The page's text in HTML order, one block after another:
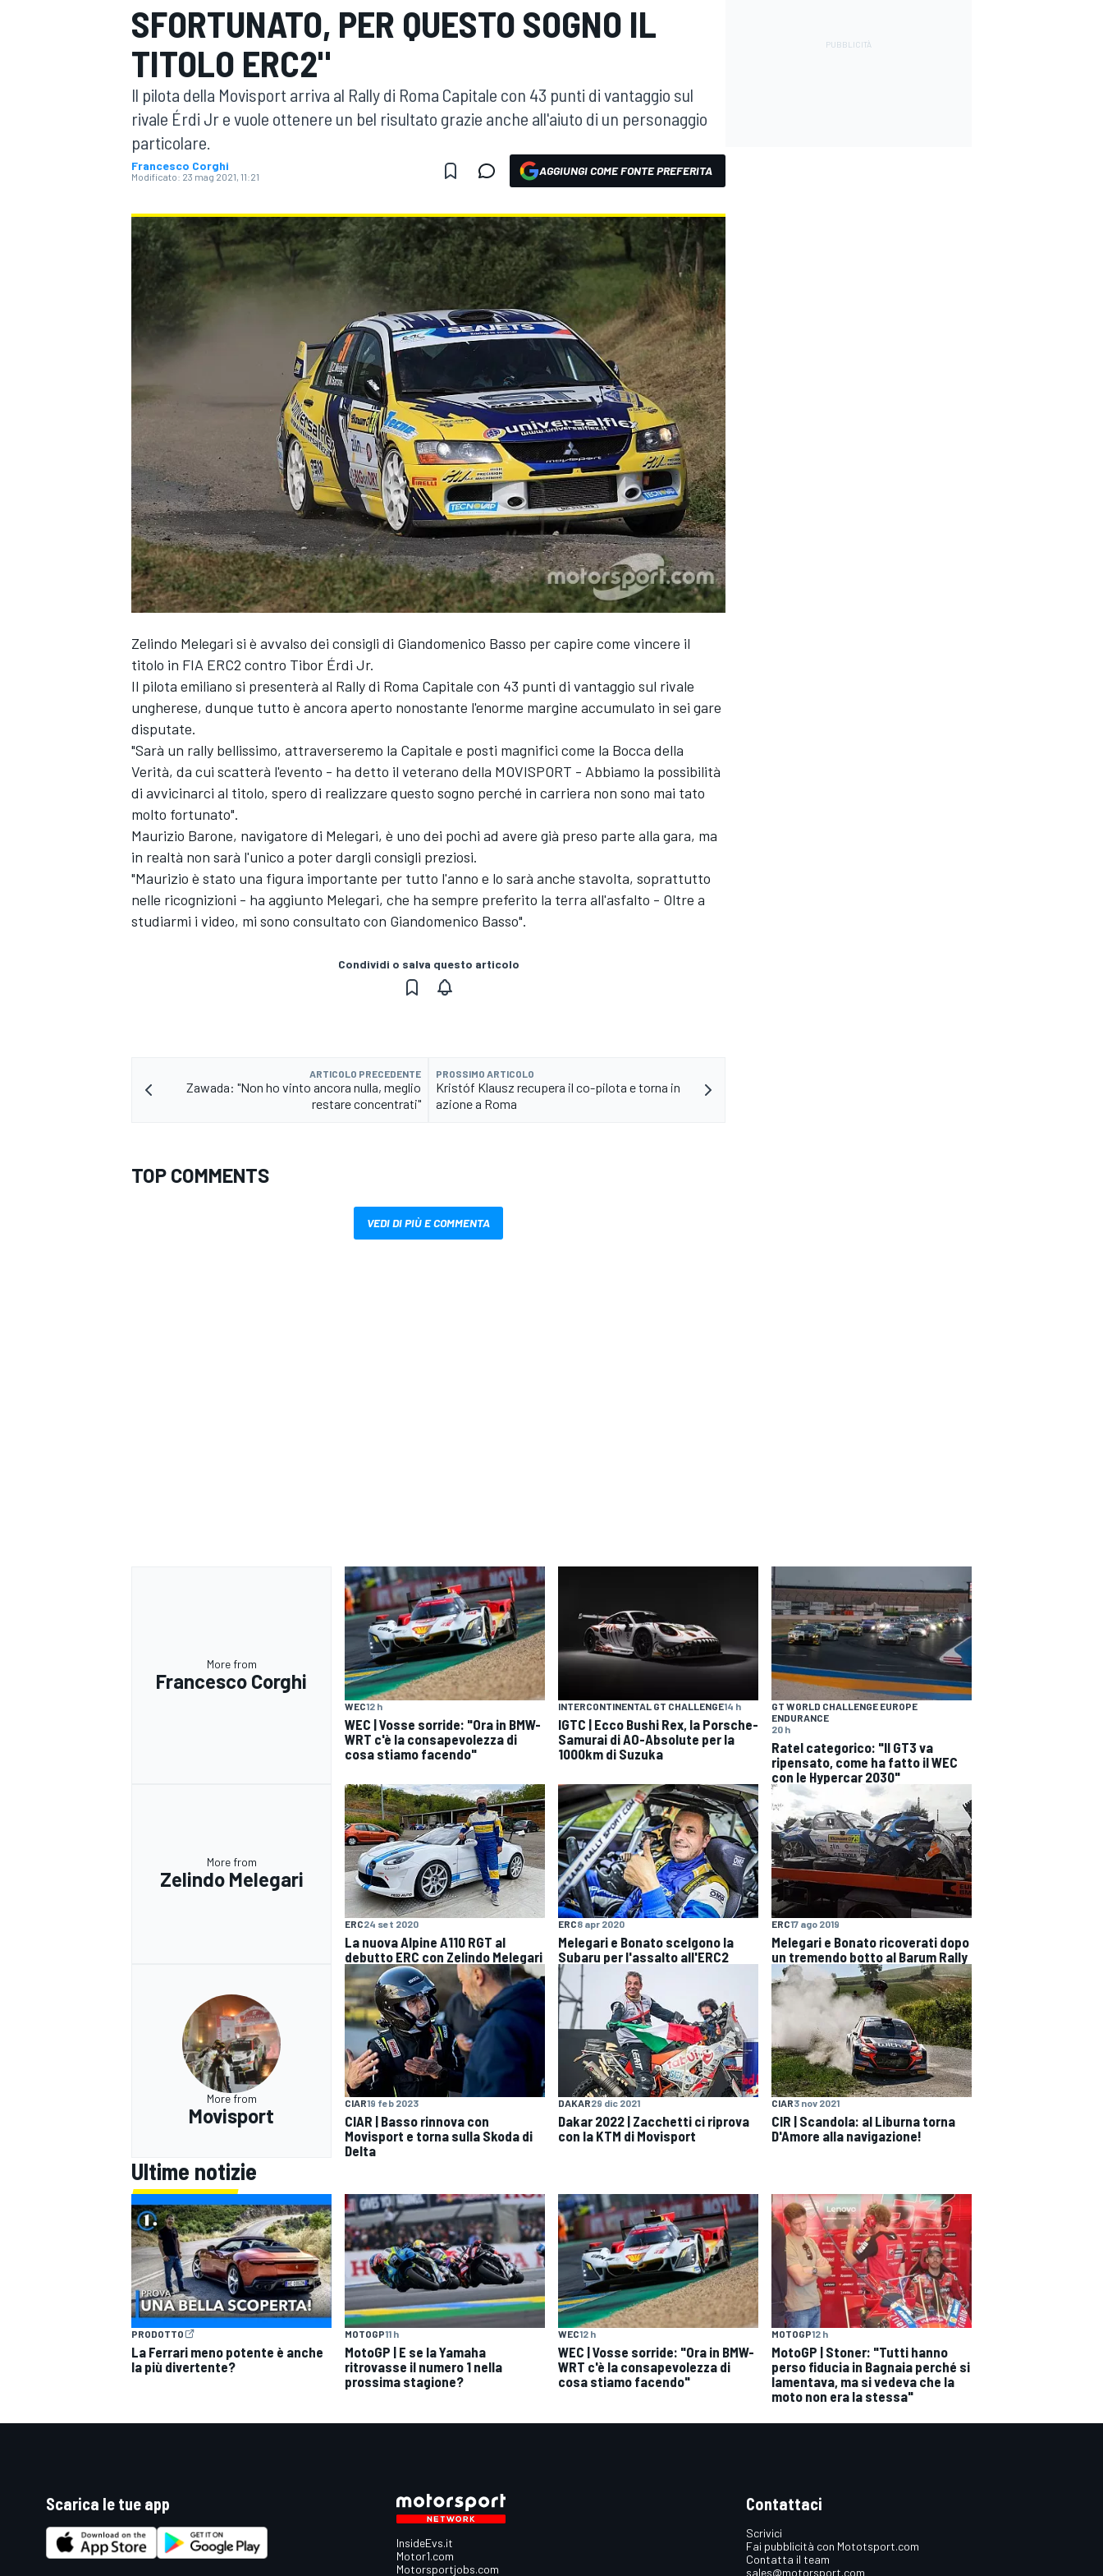
MOTOGP WEC
MONOPOSTO
RALLY
SFORTUNATO, PER QUESTO SOGNO IL
TITOLO ERC2"
Il pilota della Movisport arriva al Rally di Roma Capitale con 43 punti di vantaggio sul
rivale Érdi Jr e vuole ottenere un bel risultato grazie anche all'aiuto di un personaggio
particolare.
Francesco Corghi
Modificato: 23 mag 2021, 11:21 AGGIUNGI COME FONTE PREFERITA
Zelindo Melegari si è avvalso dei consigli di Giandomenico Basso per capire come vincere il
titolo in FIA ERC2 contro Tibor Érdi Jr.
Il pilota emiliano si presenterà al Rally di Roma Capitale con 43 punti di vantaggio sul rivale
ungherese, dunque tutto è ancora aperto nonostante l'enorme margine accumulato in sei gare
disputate.
"Sarà un rally bellissimo, attraverseremo la Capitale e posti magnifici come la Bocca della
Verità, da cui scatterà l'evento - ha detto il veterano della MOVISPORT - Abbiamo la possibilità
di avvicinarci al titolo, spero di realizzare questo sogno perché in carriera non sono mai tato
molto fortunato".
Maurizio Barone, navigatore di Melegari, è uno dei pochi ad avere già preso parte alla gara, ma
in realtà non sarà l'unico a poter dargli consigli preziosi.
"Maurizio è stato una figura importante per tutto l'anno e lo sarà anche stavolta, soprattutto
nelle ricognizioni - ha aggiunto Melegari, che ha sempre preferito la terra all'asfalto - Oltre a
studiarmi i video, mi sono consultato con Giandomenico Basso".
Condividi o salva questo articolo
ARTICOLO PRECEDENTE
Zawada: "Non ho vinto ancora nulla, meglio
restare concentrati"
PROSSIMO ARTICOLO
Kristóf Klausz recupera il co-pilota e torna in
azione a Roma
TOP COMMENTS
VEDI DI PIÙ E COMMENTA
More from
Francesco Corghi
WEC12 h
WEC | Vosse sorride: "Ora in BMW-
WRT c'è la consapevolezza di
cosa stiamo facendo"
INTERCONTINENTAL GT CHALLENGE14 h
IGTC | Ecco Bushi Rex, la Porsche-
Samurai di AO-Absolute per la
1000km di Suzuka
GT WORLD CHALLENGE EUROPE
ENDURANCE
20 h
Ratel categorico: "Il GT3 va
ripensato, come ha fatto il WEC
con le Hypercar 2030"
More from
Zelindo Melegari
ERC24 set 2020
La nuova Alpine A110 RGT al
debutto ERC con Zelindo Melegari
ERC8 apr 2020
Melegari e Bonato scelgono la
Subaru per l'assalto all'ERC2
ERC17 ago 2019
Melegari e Bonato ricoverati dopo
un tremendo botto al Barum Rally
More from
Movisport
CIAR19 feb 2023
CIAR | Basso rinnova con
Movisport e torna sulla Skoda di
Delta
DAKAR29 dic 2021
Dakar 2022 | Zacchetti ci riprova
con la KTM di Movisport
CIAR3 nov 2021
CIR | Scandola: al Liburna torna
D'Amore alla navigazione!
Ultime notizie
PRODOTTO
La Ferrari meno potente è anche
la più divertente?
MOTOGP11 h
MotoGP | E se la Yamaha
ritrovasse il numero 1 nella
prossima stagione?
WEC12 h
WEC | Vosse sorride: "Ora in BMW-
WRT c'è la consapevolezza di
cosa stiamo facendo"
MOTOGP12 h
MotoGP | Stoner: "Tutti hanno
perso fiducia in Bagnaia perché si
lamentava, ma si vedeva che la
moto non era la stessa"
Scarica le tue app
InsideEvs.it
Motor1.com
Motorsportjobs.com
Contattaci
Scrivici
Fai pubblicità con Mototsport.com
Contatta il team
sales@motorsport.com